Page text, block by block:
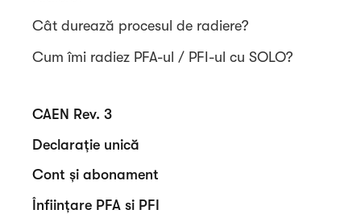
Cât durează procesul de radiere?
Cum îmi radiez PFA-ul / PFI-ul cu SOLO?
CAEN Rev. 3
Declarație unică
Cont și abonament
Înființare PFA si PFI